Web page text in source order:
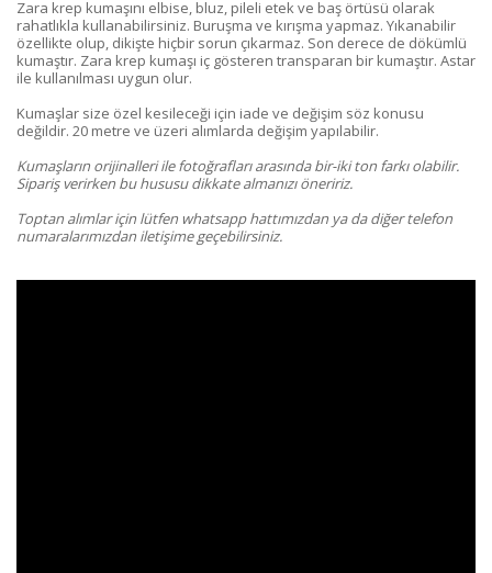
Zara krep kumaşını elbise, bluz, pileli etek ve baş örtüsü olarak
rahatlıkla kullanabilirsiniz. Buruşma ve kırışma yapmaz. Yıkanabilir
özellikte olup, dikişte hiçbir sorun çıkarmaz. Son derece de dökümlü
kumaştır. Zara krep kumaşı iç gösteren transparan bir kumaştır. Astar
ile kullanılması uygun olur.
Kumaşlar size özel kesileceği için iade ve değişim söz konusu
değildir. 20 metre ve üzeri alımlarda değişim yapılabilir.
Kumaşların orijinalleri ile fotoğrafları arasında bir-iki ton farkı olabilir.
Sipariş verirken bu hususu dikkate almanızı öneririz.
Toptan alımlar için lütfen whatsapp hattımızdan ya da diğer telefon
numaralarımızdan iletişime geçebilirsiniz.